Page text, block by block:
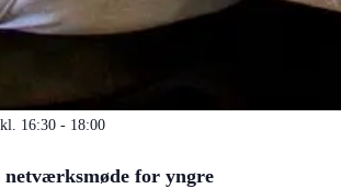
16:30 - 18:00
netværksmøde for yngre